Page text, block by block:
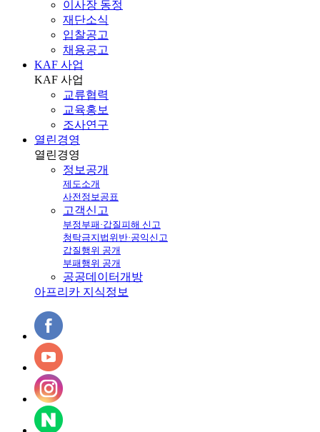
이사장 동정
재단소식
입찰공고
채용공고
KAF 사업
KAF 사업
교류협력
교육홍보
조사연구
열린경영
열린경영
정보공개
제도소개
사전정보공표
고객신고
부정부패·갑질피해 신고
청탁금지법위반·공익신고
갑질행위 공개
부패행위 공개
공공데이터개방
아프리카 지식정보